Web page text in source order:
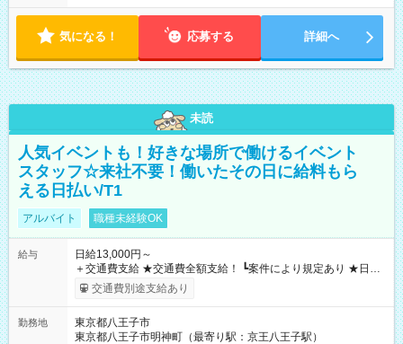
気になる！ 応募する 詳細へ
未読
人気イベントも！好きな場所で働けるイベント
スタッフ☆来社不要！働いたその日に給料もら
える日払い/T1
アルバイト 職種未経験OK
給与
日給13,000円～
＋交通費支給 ★交通費全額支給！ ┗案件により規定あり ★日払
いOK！（規定あり） ┗働いたその日に現金GET♪ お仕事後はコ
ンビニATMから 日払い分を引き落とせます！ 【試用期間】試
交通費別途支給あり
勤務地
東京都八王子市
東京都八王子市明神町（最寄り駅：京王八王子駅）